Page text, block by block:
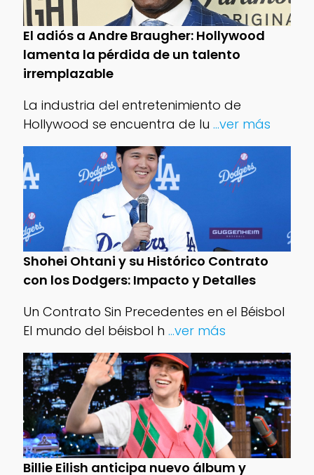
El adiós a Andre Braugher: Hollywood
lamenta la pérdida de un talento
irremplazable
La industria del entretenimiento de
Hollywood se encuentra de lu ...ver más
Shohei Ohtani y su Histórico Contrato
con los Dodgers: Impacto y Detalles
Un Contrato Sin Precedentes en el Béisbol
El mundo del béisbol h ...ver más
Billie Eilish anticipa nuevo álbum y